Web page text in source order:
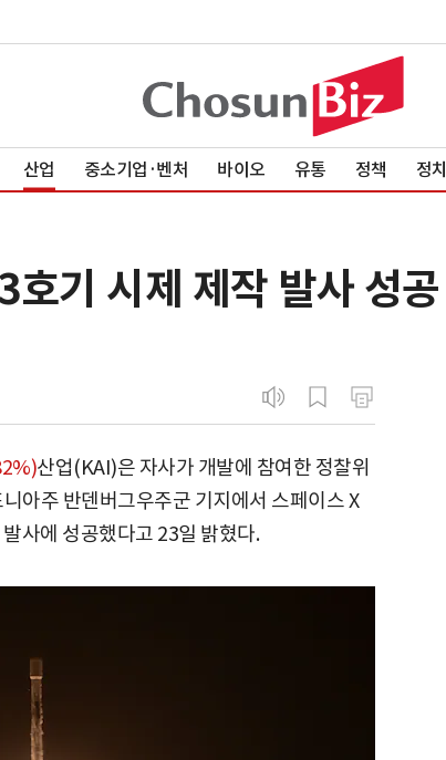
산업 중소기업·벤처 바이오 유통 정책 정치
기 시제 제작 발사 성공
산업(KAI)은 자사가 개발에 참여한 정찰위
아주 반덴버그우주군 기지에서 스페이스 X
사에 성공했다고 23일 밝혔다.